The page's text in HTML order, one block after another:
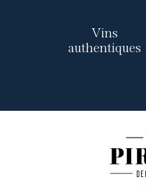
Vins
authentiques